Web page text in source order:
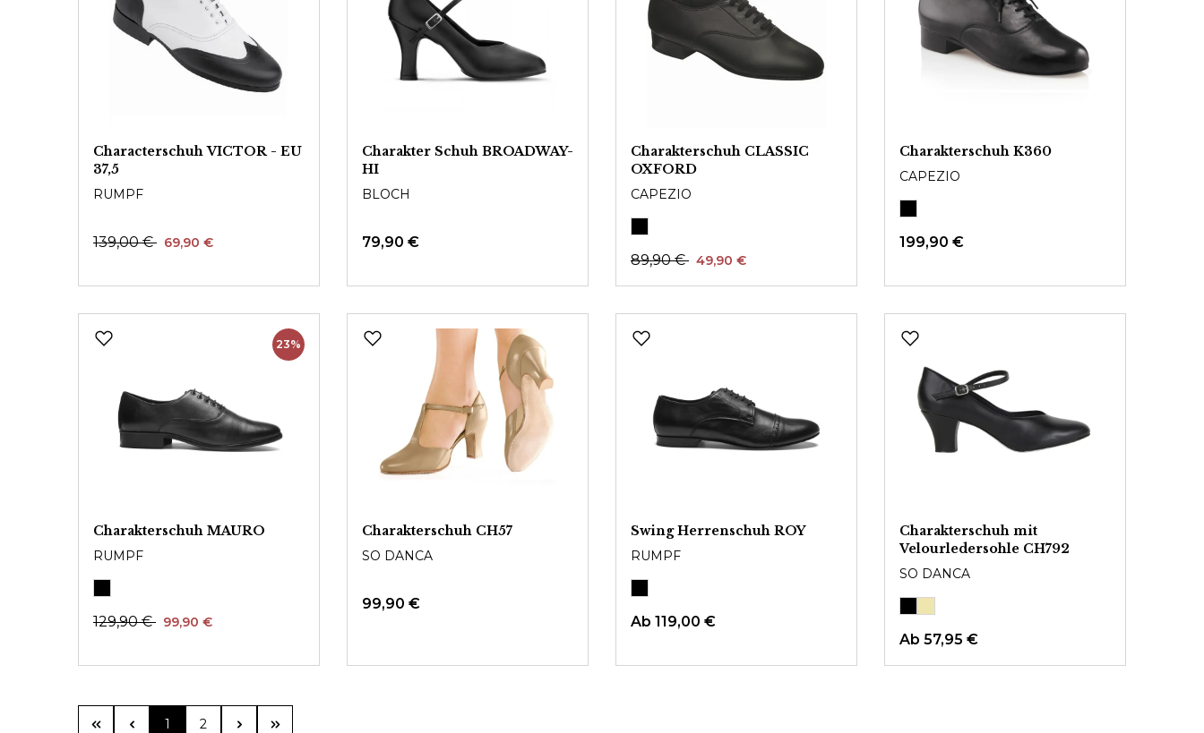
Characterschuh VICTOR - EU
37,5
RUMPF
139,00 € 69,90 €
Charakter Schuh BROADWAY-
HI
BLOCH
79,90 €
Charakterschuh CLASSIC
OXFORD
CAPEZIO
89,90 € 49,90 €
Charakterschuh K360
CAPEZIO
199,90 €
23%
Charakterschuh MAURO
RUMPF
129,90 € 99,90 €
Charakterschuh CH57
SO DANCA
99,90 €
Swing Herrenschuh ROY
RUMPF
Ab 119,00 €
Charakterschuh mit
Velourledersohle CH792
SO DANCA
Ab 57,95 €
Seite
1 Seite
2